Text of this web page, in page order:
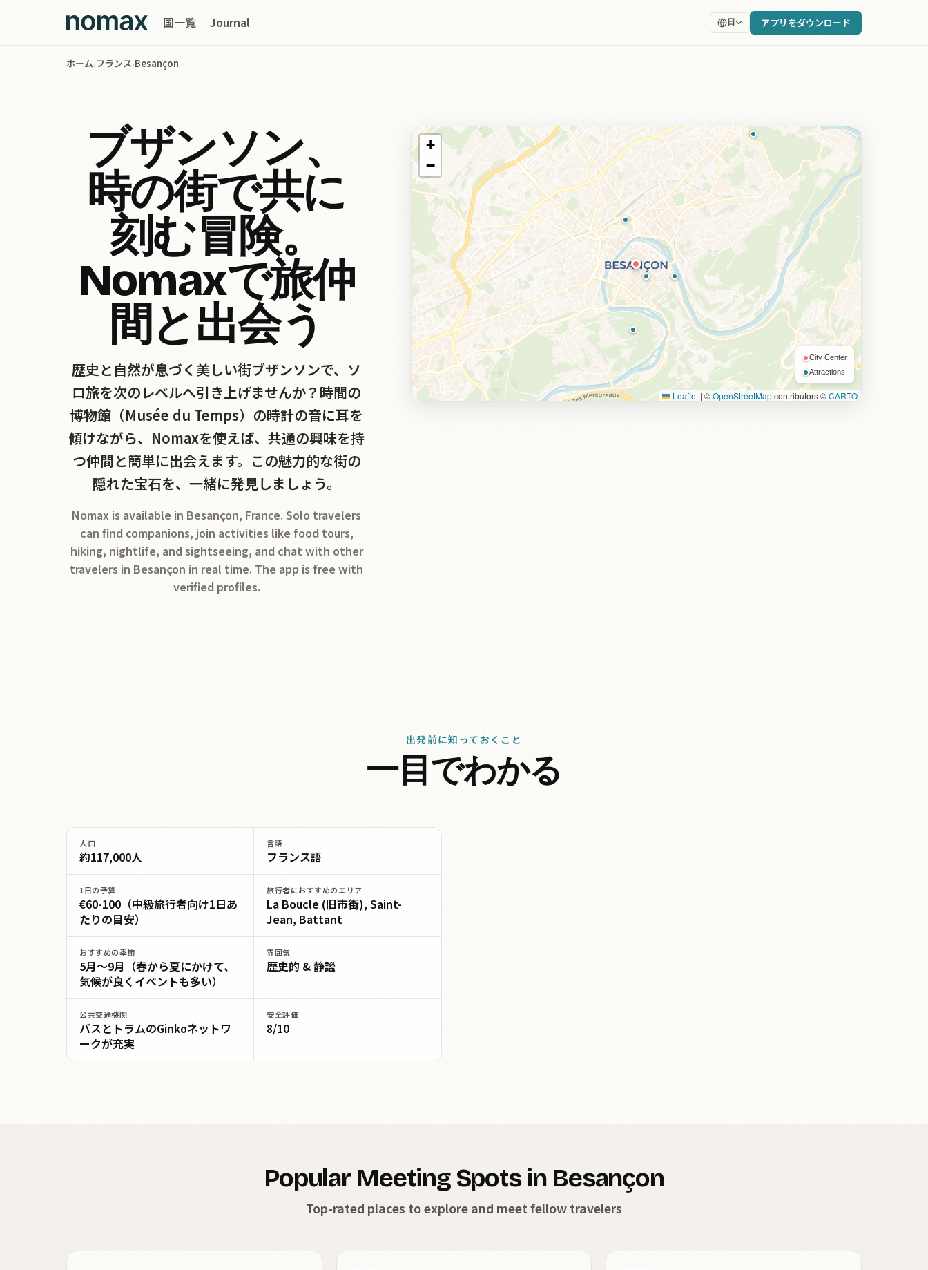
国一覧 Journal 日 アプリをダウンロード
ホーム›フランス›Besançon
ブザンソン、
時の街で共に
刻む冒険。
Nomaxで旅仲
間と出会う
歴史と自然が息づく美しい街ブザンソンで、ソ
ロ旅を次のレベルへ引き上げませんか？時間の
博物館（Musée du Temps）の時計の音に耳を
傾けながら、Nomaxを使えば、共通の興味を持
つ仲間と簡単に出会えます。この魅力的な街の
隠れた宝石を、一緒に発見しましょう。
Nomax is available in Besançon, France. Solo travelers
can find companions, join activities like food tours,
hiking, nightlife, and sightseeing, and chat with other
travelers in Besançon in real time. The app is free with
verified profiles.
+
−
City Center
Attractions
Leaflet | ©OpenStreetMapcontributors ©CARTO
出発前に知っておくこと
一目でわかる
人口
約117,000人
言語
フランス語
1日の予算
€60-100（中級旅行者向け1日あ
たりの目安）
旅行者におすすめのエリア
La Boucle (旧市街), Saint-
Jean, Battant
おすすめの季節
5月〜9月（春から夏にかけて、
気候が良くイベントも多い）
雰囲気
歴史的 & 静謐
公共交通機関
バスとトラムのGinkoネットワ
ークが充実
安全評価
8/10
Popular Meeting Spots in Besançon
Top-rated places to explore and meet fellow travelers